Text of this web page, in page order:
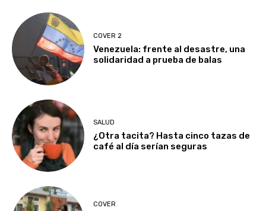
COVER 2
Venezuela: frente al desastre, una
solidaridad a prueba de balas
SALUD
¿Otra tacita? Hasta cinco tazas de
café al día serían seguras
COVER